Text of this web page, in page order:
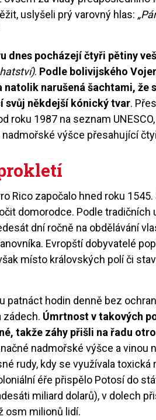
uslyšeli prý varovný hlas:
dnes pocházejí čtyři pětiny
. Podle bolivijského
natolik narušená šachtami, že
svůj někdejší kónický tvar.
roku 1987 na seznam
nadmořské výšce přesahující
Rico započalo hned roku
domorodce. Podle
dní ročně na obdělávání
Evropští dobyvatelé
místo královských polí či
patnáct hodin denně bez
zádech. Úmrtnost v takových
takže záhy přišli na řadu
nadmořské výšce a vinou
rudy, kdy se využívala
éře přispělo Potosí do
miliard dolarů), v dolech
osm milionů lidí.